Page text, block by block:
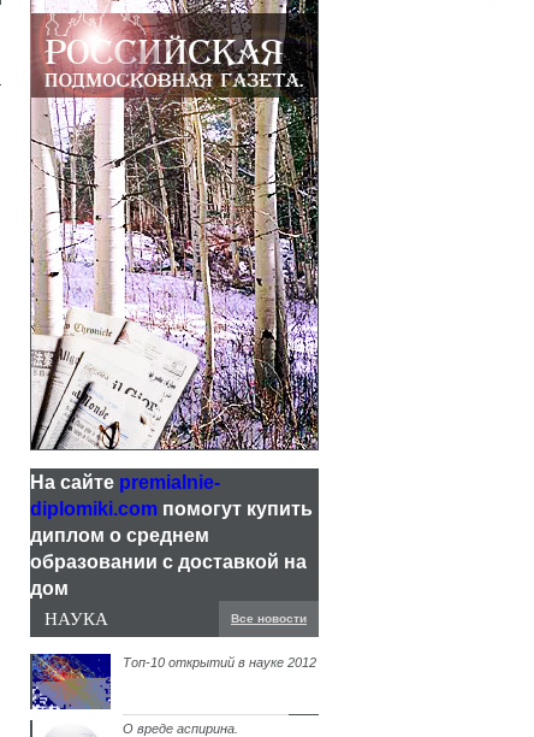
На сайте premialnie-
diplomiki.com помогут купить
диплом о среднем
образовании с доставкой на
дом
НАУКА Все новости
Топ-10 открытий в науке 2012
О вреде аспирина.